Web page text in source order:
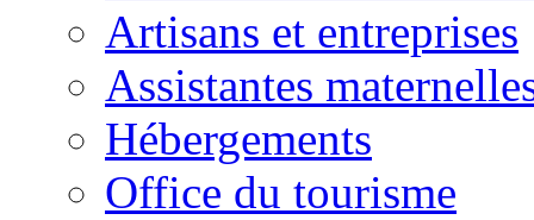
Artisans et entreprises
Assistantes
Hébergements
Office du tourisme